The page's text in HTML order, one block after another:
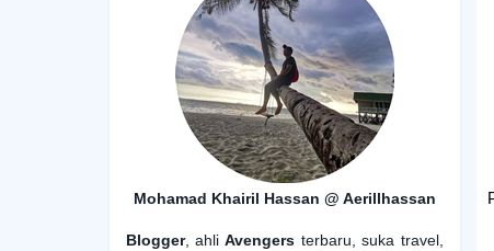
Mohamad Khairil Hassan @ Aerillhassan
Blogger, ahliAvengers terbaru, suka travel,